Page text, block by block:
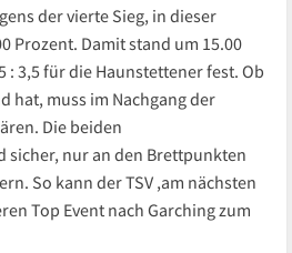
der vierte Sieg, in dieser
Prozent. Damit stand um 15.00
: 3,5 für die Haunstettener fest. Ob
hat, muss im Nachgang der
Die beiden
sicher, nur an den Brettpunkten
So kann der TSV ,am nächsten
Top Event nach Garching zum